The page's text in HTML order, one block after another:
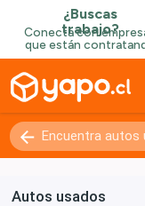
Autos usados